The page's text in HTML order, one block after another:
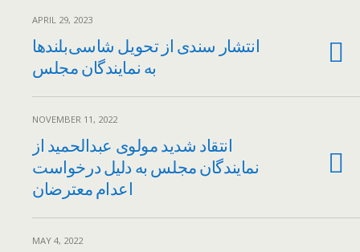
APRIL 29, 2023
انتشار سندی از تحویل شاسی‌بلندها
به نمایندگان مجلس
NOVEMBER 11, 2022
انتقاد شدید مولوی عبدالحمید از
نمایندگان مجلس به دلیل درخواست
اعدام معترضان
MAY 4, 2022